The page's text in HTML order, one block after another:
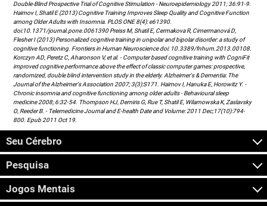
Double-Blind Prospective Trial of Cognitive Stimulation - Neuroepidemiology 2011; 36:91-9.
Haimov I, Shatil E (2013) Cognitive Training Improves Sleep Quality and Cognitive Function
among Older Adults with Insomnia. PLOS ONE 8(4): e61390.
doi:10.1371/journal.pone.0061390 Preiss M, Shatil E, Cermakova R, Cimermanová D,
Flesher I (2013) Personalized cognitive training in unipolar and bipolar disorder: a study of
cognitive functioning. Frontiers in Human Neuroscience doi: 10.3389/fnhum.2013.00108.
Korczyn AD, Peretz C, Aharonson V, et al. - Computer based cognitive training with CogniFit
improved cognitive performance above the effect of classic computer games: prospective,
randomized, double blind intervention study in the elderly. Alzheimer's & Dementia: The
Journal of the Alzheimer's Association 2007; 3(3):S171. Haimov I, Hanuka E, Horowitz Y. -
Chronic insomnia and cognitive functioning among older adults - Behavioural sleep
medicine 2008; 6:32-54. Thompson HJ, Demiris G, Rue T, Shatil E, Wilamowska K, Zaslavsky
O, Reeder B. - Telemedicine Journal and E-health Date and Volume: 2011 Dec;17(10):794-
800. Epub 2011 Oct 19.
Seu Cérebro
Pesquisa
Jogos Mentais